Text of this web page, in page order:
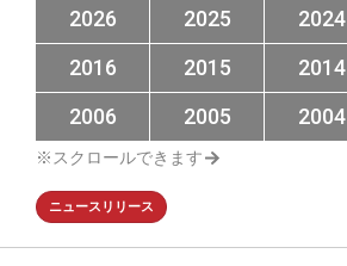
2026 2025 2024
2016
2015 2014
2006
2005 2004
ニュースリリース